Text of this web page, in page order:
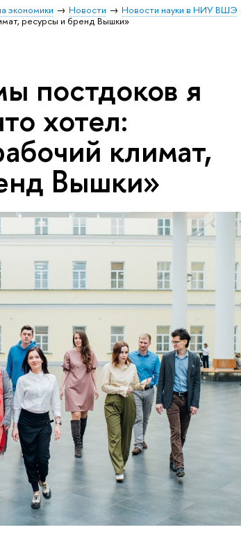
экономики Новости Новости науки в НИУ ВШЭ
ресурсы и бренд Вышки»
постдоков я
хотел:
климат,
Вышки»